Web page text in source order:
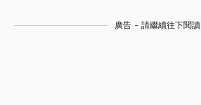
廣告 - 請繼續往下閱讀